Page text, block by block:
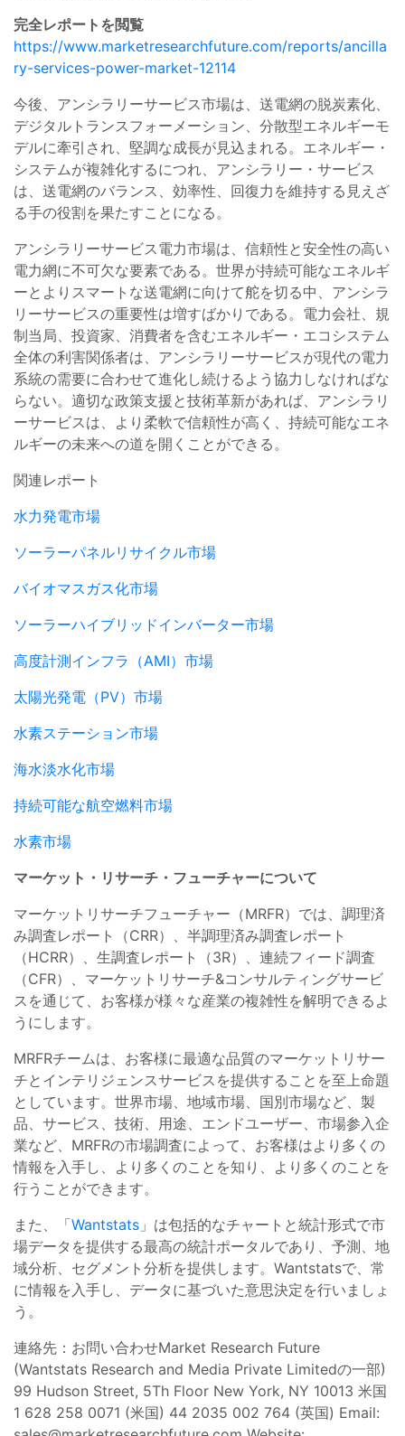
完全レポートを閲覧
https://www.marketresearchfuture.com/reports/ancilla
ry-services-power-market-12114
今後、アンシラリーサービス市場は、送電網の脱炭素化、
デジタルトランスフォーメーション、分散型エネルギーモ
デルに牽引され、堅調な成長が見込まれる。エネルギー・
システムが複雑化するにつれ、アンシラリー・サービス
は、送電網のバランス、効率性、回復力を維持する見えざ
る手の役割を果たすことになる。
アンシラリーサービス電力市場は、信頼性と安全性の高い
電力網に不可欠な要素である。世界が持続可能なエネルギ
ーとよりスマートな送電網に向けて舵を切る中、アンシラ
リーサービスの重要性は増すばかりである。電力会社、規
制当局、投資家、消費者を含むエネルギー・エコシステム
全体の利害関係者は、アンシラリーサービスが現代の電力
系統の需要に合わせて進化し続けるよう協力しなければな
らない。適切な政策支援と技術革新があれば、アンシラリ
ーサービスは、より柔軟で信頼性が高く、持続可能なエネ
ルギーの未来への道を開くことができる。
関連レポート
水力発電市場
ソーラーパネルリサイクル市場
バイオマスガス化市場
ソーラーハイブリッドインバーター市場
高度計測インフラ（AMI）市場
太陽光発電（PV）市場
水素ステーション市場
海水淡水化市場
持続可能な航空燃料市場
水素市場
マーケット・リサーチ・フューチャーについて
マーケットリサーチフューチャー（MRFR）では、調理済
み調査レポート（CRR）、半調理済み調査レポート
（HCRR）、生調査レポート（3R）、連続フィード調査
（CFR）、マーケットリサーチ&コンサルティングサービ
スを通じて、お客様が様々な産業の複雑性を解明できるよ
うにします。
MRFRチームは、お客様に最適な品質のマーケットリサー
チとインテリジェンスサービスを提供することを至上命題
としています。世界市場、地域市場、国別市場など、製
品、サービス、技術、用途、エンドユーザー、市場参入企
業など、MRFRの市場調査によって、お客様はより多くの
情報を入手し、より多くのことを知り、より多くのことを
行うことができます。
また、「Wantstats 」は包括的なチャートと統計形式で市
場データを提供する最高の統計ポータルであり、予測、地
域分析、セグメント分析を提供します。Wantstatsで、常
に情報を入手し、データに基づいた意思決定を行いましょ
う。
連絡先：お問い合わせMarket Research Future
(Wantstats Research and Media Private Limitedの一部)
99 Hudson Street, 5Th Floor New York, NY 10013 米国
1 628 258 0071 (米国) 44 2035 002 764 (英国) Email: